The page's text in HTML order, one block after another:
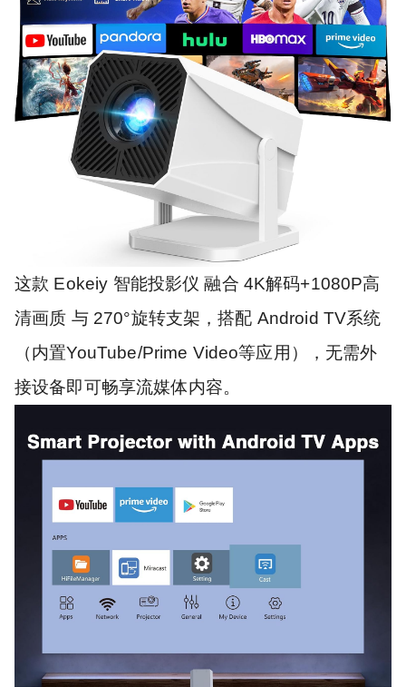
这款 Eokeiy 智能投影仪 融合 4K解码+1080P高
清画质 与 270°旋转支架，搭配 Android TV系统
（内置YouTube/Prime Video等应用），无需外
接设备即可畅享流媒体内容。